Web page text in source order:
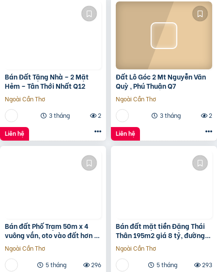
Bán Đất Tặng Nhà – 2 Mặt
Hẻm – Tân Thới Nhất Q12
Ngoài Cần Thơ
3 tháng
2
Liên hệ
Đất Lô Góc 2 Mt Nguyễn Văn
Quỳ , Phú Thuận Q7
Ngoài Cần Thơ
3 tháng
2
Liên hệ
Bán đất Phố Trạm 50m x 4
vuông vắn, oto vào đất hơn 9
tỷ TL. LH 0936123469
Ngoài Cần Thơ
5 tháng
296
Bán đất mặt tiền Đặng Thái
Thân 195m2 giá 8 tỷ, đường
7m5, sổ sẵn chính chủ
Ngoài Cần Thơ
5 tháng
293